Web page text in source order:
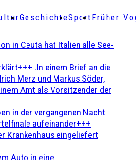
GeschichteSport Früher
in Ceuta hat Italien alle See-
.In einem Brief an die
Merz und Markus Söder,
Amt als Vorsitzender der
in der vergangenen Nacht
aufeinander+++
Krankenhaus eingeliefert
Auto in eine